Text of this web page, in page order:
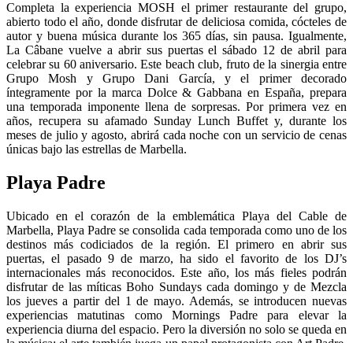
Completa la experiencia MOSH el primer restaurante del grupo,
abierto todo el año, donde disfrutar de deliciosa comida, cócteles de
autor y buena música durante los 365 días, sin pausa. Igualmente,
La Câbane vuelve a abrir sus puertas el sábado 12 de abril para
celebrar su 60 aniversario. Este beach club, fruto de la sinergia entre
Grupo Mosh y Grupo Dani García, y el primer decorado
íntegramente por la marca Dolce & Gabbana en España, prepara
una temporada imponente llena de sorpresas. Por primera vez en
años, recupera su afamado Sunday Lunch Buffet y, durante los
meses de julio y agosto, abrirá cada noche con un servicio de cenas
únicas bajo las estrellas de Marbella.
Playa Padre
Ubicado en el corazón de la emblemática Playa del Cable de
Marbella, Playa Padre se consolida cada temporada como uno de los
destinos más codiciados de la región. El primero en abrir sus
puertas, el pasado 9 de marzo, ha sido el favorito de los DJ’s
internacionales más reconocidos. Este año, los más fieles podrán
disfrutar de las míticas Boho Sundays cada domingo y de Mezcla
los jueves a partir del 1 de mayo. Además, se introducen nuevas
experiencias matutinas como Mornings Padre para elevar la
experiencia diurna del espacio. Pero la diversión no solo se queda en